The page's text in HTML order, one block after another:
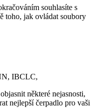
souhlasíte s
toho, jak ovládat soubory
IBCLC,
některé nejasnosti,
nejlepší čerpadlo pro vaši